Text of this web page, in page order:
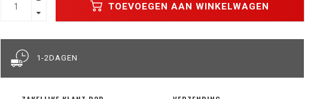
TOEVOEGEN AAN WINKELWAGEN
1-2DAGEN